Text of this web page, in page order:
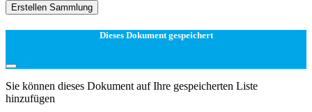
Erstellen Sammlung
Dieses Dokument gespeichert
Sie können dieses Dokument auf Ihre gespeicherten Liste
hinzufügen